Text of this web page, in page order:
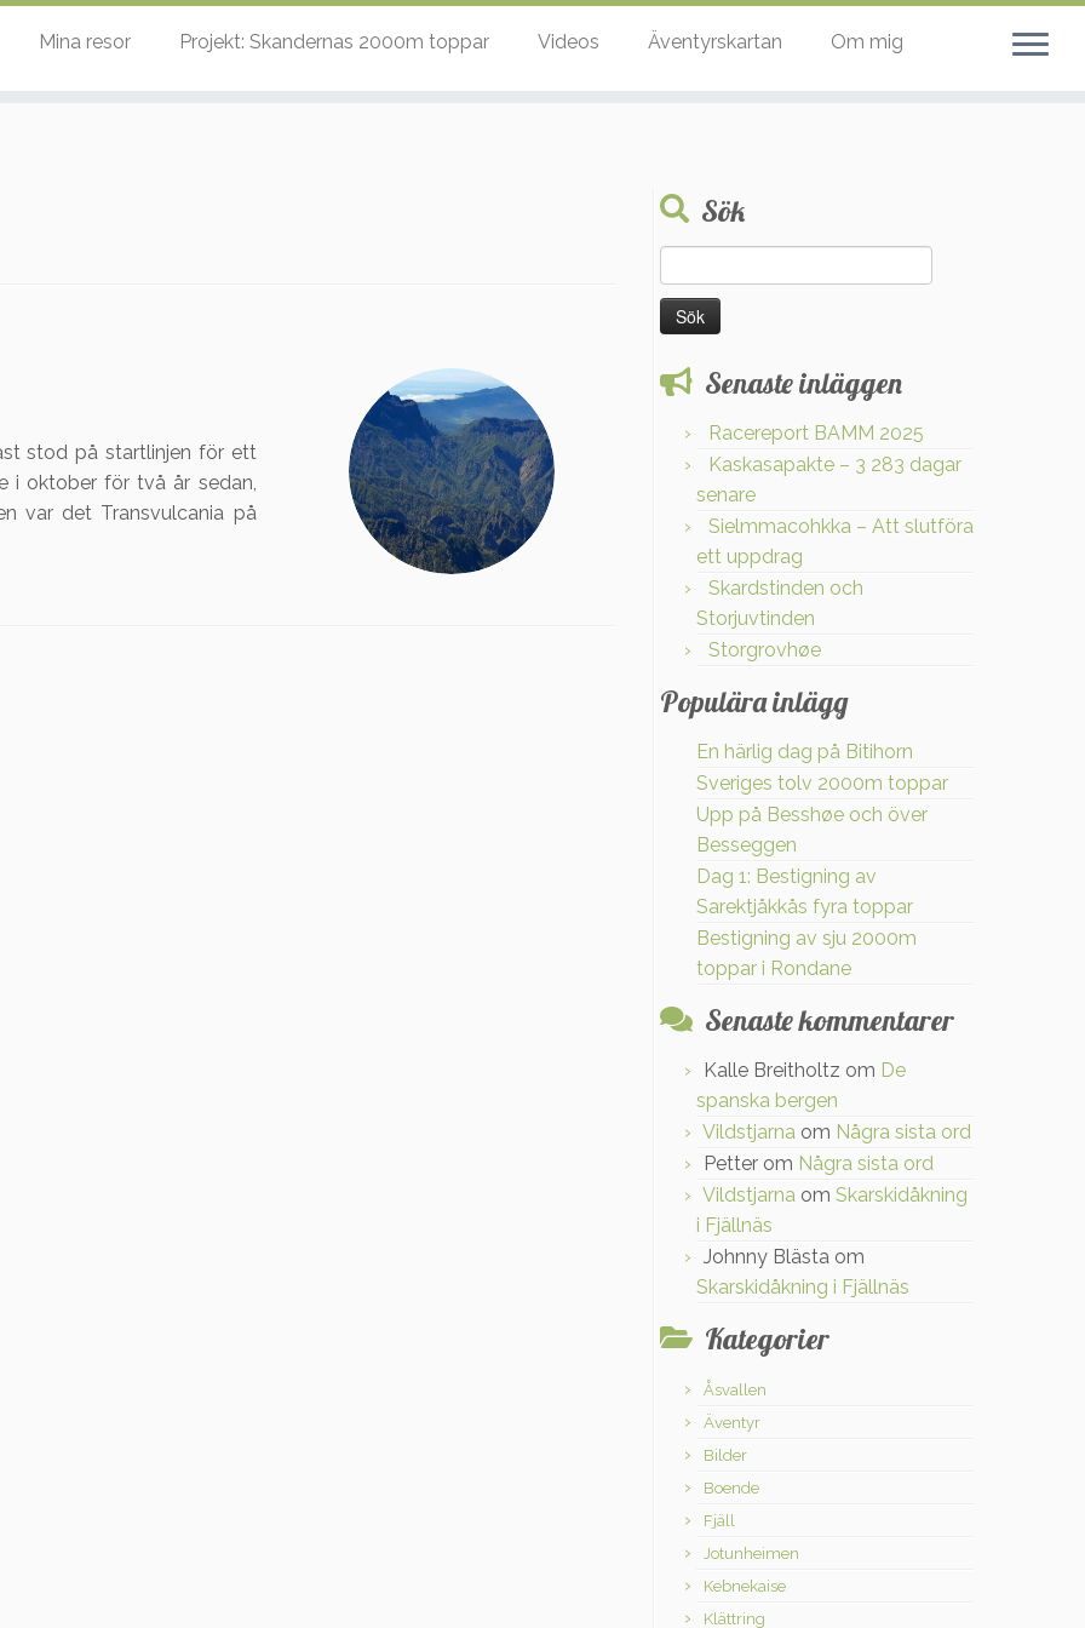
Mina resor Projekt: Skandernas 2000m toppar Videos Äventyrskartan Om mig
stod på startlinjen för ett
i oktober för två år sedan,
var det Transvulcania på
Sök
efter:
Senaste inläggen
Racereport BAMM 2025
Kaskasapakte – 3 283 dagar
senare
Sielmmacohkka – Att slutföra
ett uppdrag
Skardstinden och
Storjuvtinden
Storgrovhøe
Populära inlägg
En härlig dag på Bitihorn
Sveriges tolv 2000m toppar
Upp på Besshøe och över
Besseggen
Dag 1: Bestigning av
Sarektjåkkås fyra toppar
Bestigning av sju 2000m
toppar i Rondane
Senaste kommentarer
Kalle Breitholtz om De
spanska bergen
Vildstjarna om Några sista ord
Petter om Några sista ord
Vildstjarna om Skarskidåkning
i Fjällnäs
Johnny Blästa om
Skarskidåkning i Fjällnäs
Kategorier
Åsvallen
Äventyr
Bilder
Boende
Fjäll
Jotunheimen
Kebnekaise
Klättring